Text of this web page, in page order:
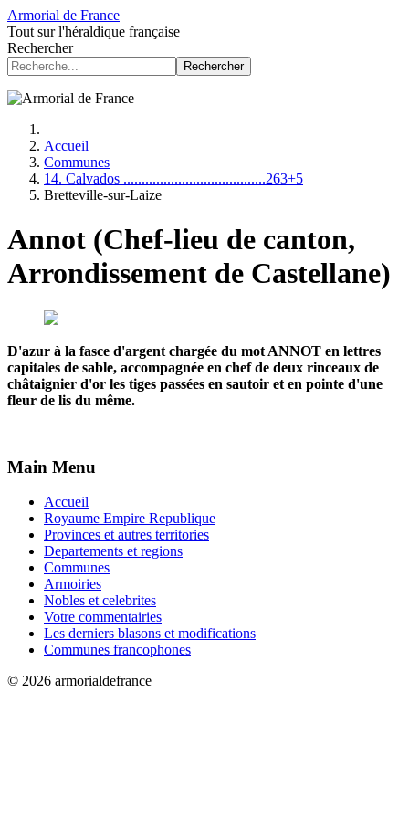
Armorial de France
Tout sur l'héraldique française
Rechercher
Rechercher
Accueil
Communes
14. Calvados .......................................263+5
Bretteville-sur-Laize
Annot (Chef-lieu de canton,
Arrondissement de Castellane)
D'azur à la fasce d'argent chargée du mot ANNOT en lettres
capitales de sable, accompagnée en chef de deux rinceaux de
châtaignier d'or les tiges passées en sautoir et en pointe d'une
fleur de lis du même.
Main Menu
Accueil
Royaume Empire Republique
Provinces et autres territories
Departements et regions
Communes
Armoiries
Nobles et celebrites
Votre commentairies
Les derniers blasons et modifications
Communes francophones
© 2026 armorialdefrance